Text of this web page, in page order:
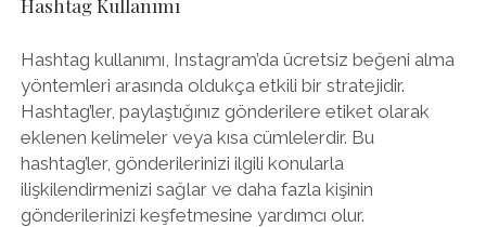
Hashtag Kullanımı
Hashtag kullanımı, Instagram’da ücretsiz beğeni alma
yöntemleri arasında oldukça etkili bir stratejidir.
Hashtag’ler, paylaştığınız gönderilere etiket olarak
eklenen kelimeler veya kısa cümlelerdir. Bu
hashtag’ler, gönderilerinizi ilgili konularla
ilişkilendirmenizi sağlar ve daha fazla kişinin
gönderilerinizi keşfetmesine yardımcı olur.